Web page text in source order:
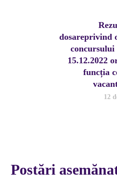
dosareprivind
concursului
15.12.2022
funcția
12
Postări